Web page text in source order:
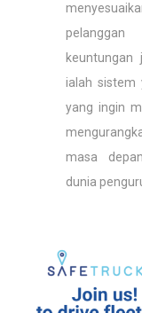
keuntungan
ialah sistem
yang ingin
masa
dunia